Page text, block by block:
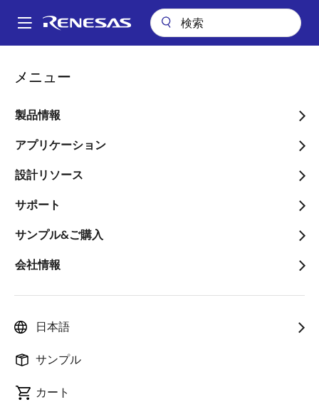
ン
Main
メニュー
製品情報
アプリケーション
設計リソース
サポート
サンプル&ご購入
会社情報
日本語
サンプル
カート
パ
ン
く
ず
算概要(IFRS)
2020年7月30日
（自 2020年4
（自 2020年1
売上収益